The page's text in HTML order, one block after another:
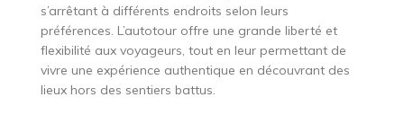
s’arrêtant à différents endroits selon leurs
préférences. L’autotour offre une grande liberté et
flexibilité aux voyageurs, tout en leur permettant de
vivre une expérience authentique en découvrant des
lieux hors des sentiers battus.